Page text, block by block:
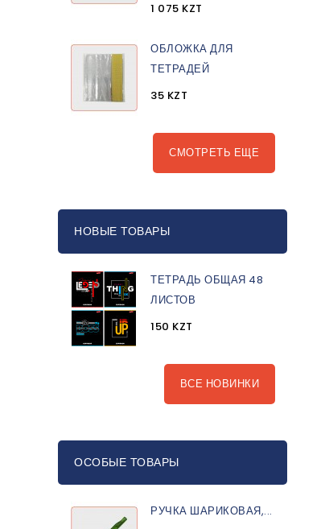
1 075 KZT
ОБЛОЖКА ДЛЯ
ТЕТРАДЕЙ
35 KZT
СМОТРЕТЬ ЕЩЕ
НОВЫЕ ТОВАРЫ
ТЕТРАДЬ ОБЩАЯ 48
ЛИСТОВ
150 KZT
ВСЕ НОВИНКИ
ОСОБЫЕ ТОВАРЫ
РУЧКА ШАРИКОВАЯ,...